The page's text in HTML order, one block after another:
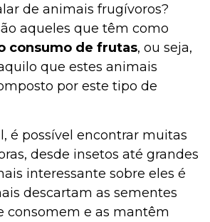
de animais frugívoros?
aqueles que têm como
consumo de frutas, ou seja,
que estes animais
por este tipo de
é possível encontrar muitas
desde insetos até grandes
interessante sobre eles é
descartam as sementes
consomem e as mantêm